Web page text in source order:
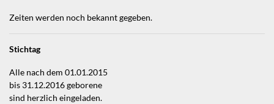
Zeiten werden noch bekannt gegeben.
Stichtag
Alle nach dem 01.01.2015
bis 31.12.2016 geborene
sind herzlich eingeladen.